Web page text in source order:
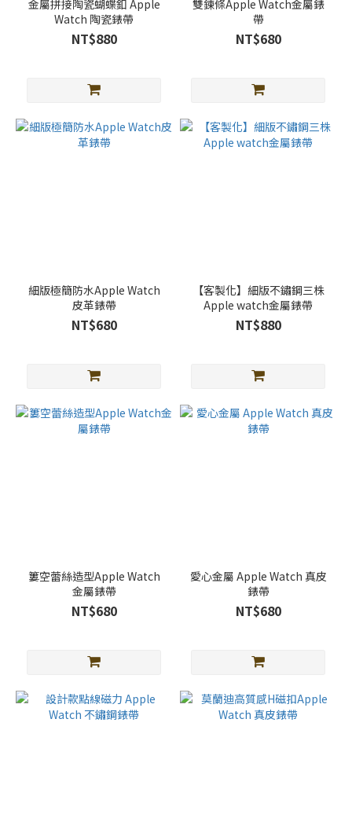
金屬拼接陶瓷蝴蝶釦 Apple
Watch 陶瓷錶帶
NT$880
雙鍊條Apple Watch金屬錶
帶
NT$680
細版極簡防水Apple Watch
皮革錶帶
NT$680
【客製化】細版不鏽鋼三株
Apple watch金屬錶帶
NT$880
簍空蕾絲造型Apple Watch
金屬錶帶
NT$680
愛心金屬 Apple Watch 真皮
錶帶
NT$680